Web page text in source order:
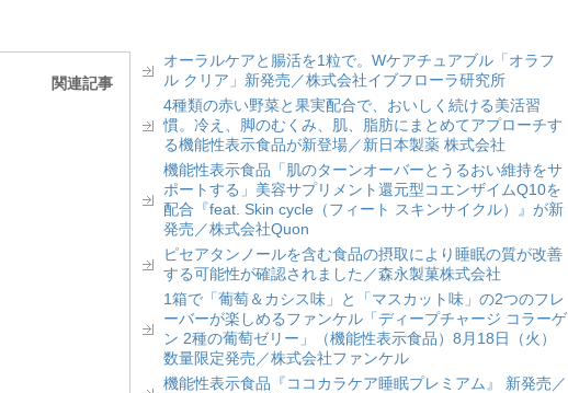
関連記事
オーラルケアと腸活を1粒で。Wケアチュアブル「オラフ
ル クリア」新発売／株式会社イブフローラ研究所
4種類の赤い野菜と果実配合で、おいしく続ける美活習
慣。冷え、脚のむくみ、肌、脂肪にまとめてアプローチす
る機能性表示食品が新登場／新日本製薬 株式会社
機能性表示食品「肌のターンオーバーとうるおい維持をサ
ポートする」美容サプリメント還元型コエンザイムQ10を
配合『feat. Skin cycle（フィート スキンサイクル）』が新
発売／株式会社Quon
ピセアタンノールを含む食品の摂取により睡眠の質が改善
する可能性が確認されました／森永製菓株式会社
1箱で「葡萄＆カシス味」と「マスカット味」の2つのフレ
ーバーが楽しめるファンケル「ディープチャージ コラーゲ
ン 2種の葡萄ゼリー」（機能性表示食品）8月18日（火）
数量限定発売／株式会社ファンケル
機能性表示食品『ココカラケア睡眠プレミアム』 新発売／